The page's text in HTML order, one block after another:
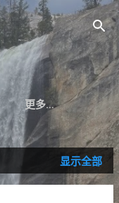
更多…
显示全部